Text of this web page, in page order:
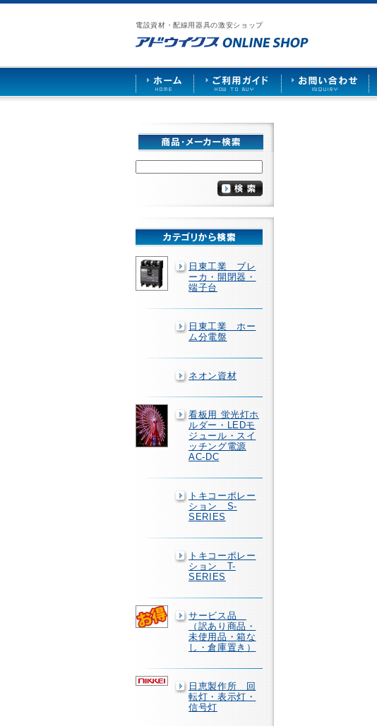
電設資材・配線用器具の激安ショップ
漏
カ
照
ア
ス
ご
ド
お
せ
仕
日東工業 ブレ
ーカ・開閉器・
端子台
日東工業 ホー
ム分電盤
ネオン資材
看板用 蛍光灯ホ
ルダー・LEDモ
ジュール・スイ
ッチング電源
AC-DC
トキコーポレー
ション S-
SERIES
トキコーポレー
ション T-
SERIES
サービス品
（訳あり商品・
未使用品・箱な
し・倉庫置き）
日恵製作所 回
転灯・表示灯・
信号灯